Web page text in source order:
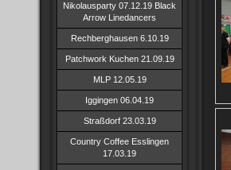
Nikolausparty 07.12.19 Black
Arrow Linedancers
Rechberghausen 6.10.19
Patchwork Kuchen 21.09.19
MLP 12.05.19
Iggingen 06.04.19
Straßdorf 23.03.19
Country Coffee Esslingen
17.03.19